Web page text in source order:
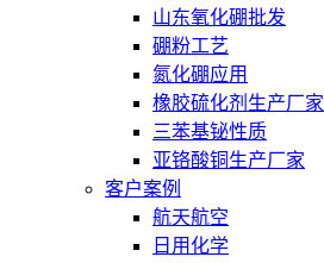
山东氧化硼批发
硼粉工艺
氮化硼应用
橡胶硫化剂生产厂家
三苯基铋性质
亚铬酸铜生产厂家
客户案例
航天航空
日用化学